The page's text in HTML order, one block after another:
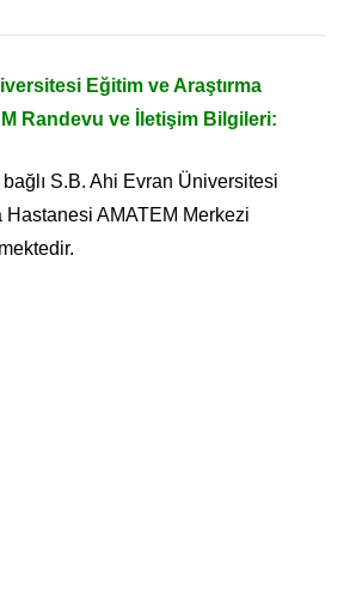
Eğitim ve Araştırma
Randevu ve İletişim Bilgileri:
bağlı S.B. Ahi Evran Üniversitesi
Hastanesi AMATEM Merkezi